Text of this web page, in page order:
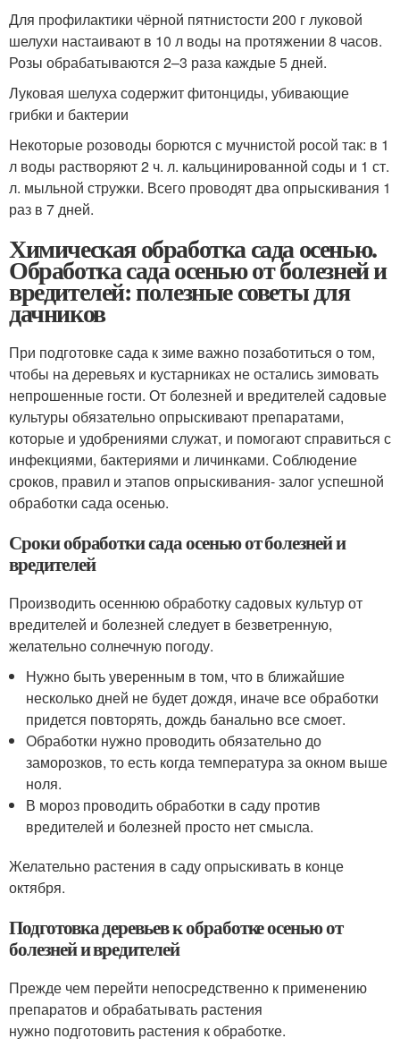
Для профилактики чёрной пятнистости 200 г луковой
шелухи настаивают в 10 л воды на протяжении 8 часов.
Розы обрабатываются 2–3 раза каждые 5 дней.
Луковая шелуха содержит фитонциды, убивающие
грибки и бактерии
Некоторые розоводы борются с мучнистой росой так: в 1
л воды растворяют 2 ч. л. кальцинированной соды и 1 ст.
л. мыльной стружки. Всего проводят два опрыскивания 1
раз в 7 дней.
Химическая обработка сада осенью.
Обработка сада осенью от болезней и
вредителей: полезные советы для
дачников
При подготовке сада к зиме важно позаботиться о том,
чтобы на деревьях и кустарниках не остались зимовать
непрошенные гости. От болезней и вредителей садовые
культуры обязательно опрыскивают препаратами,
которые и удобрениями служат, и помогают справиться с
инфекциями, бактериями и личинками. Соблюдение
сроков, правил и этапов опрыскивания- залог успешной
обработки сада осенью.
Сроки обработки сада осенью от болезней и
вредителей
Производить осеннюю обработку садовых культур от
вредителей и болезней следует в безветренную,
желательно солнечную погоду.
Нужно быть уверенным в том, что в ближайшие
несколько дней не будет дождя, иначе все обработки
придется повторять, дождь банально все смоет.
Обработки нужно проводить обязательно до
заморозков, то есть когда температура за окном выше
ноля.
В мороз проводить обработки в саду против
вредителей и болезней просто нет смысла.
Желательно растения в саду опрыскивать в конце
октября.
Подготовка деревьев к обработке осенью от
болезней и вредителей
Прежде чем перейти непосредственно к применению
препаратов и обрабатывать растения
нужно подготовить растения к обработке.